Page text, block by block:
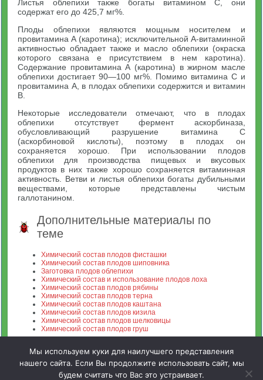
Листья облепихи также богаты витамином С, они
содержат его до 425,7 мг%.
Плоды облепихи являются мощным носителем и
провитамина А (каротина); исключительной А-витаминной
активностью обладает также и масло облепихи (окраска
которого связана е присутствием в нем каротина).
Содержание провитамина А (каротина) в жирном масле
облепихи достигает 90—100 мг%. Помимо витамина С и
провитамина А, в плодах облепихи содержится и витамин
В.
Некоторые исследователи отмечают, что в плодах
облепихи отсутствует фермент аскорбиназа,
обусловливающий разрушение витамина С
(аскорбиновой кислоты), поэтому в плодах он
сохраняется хорошо. При использовании плодов
облепихи для производства пищевых и вкусовых
продуктов в них также хорошо сохраняется витаминная
активность. Ветви и листья облепихи богаты дубильными
веществами, которые представлены чистым
галлотанином.
Дополнительные материалы по
теме
Химический состав плодов фисташки
Химический состав плодов шиповника
Заготовка плодов облепихи
Химический состав и использование плодов лоха
Химический состав плодов рябины
Химический состав плодов терна
Химический состав плодов каштана
Химический состав плодов кизила
Химический состав плодов шелковицы
Химический состав плодов груш
Мы используем куки для наилучшего представления
нашего сайта. Если Вы продолжите использовать сайт, мы
будем считать что Вас это устраивает.